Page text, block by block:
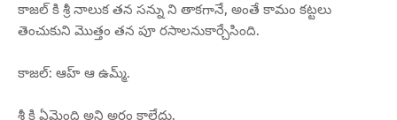
కాజల్ కి శ్రీ నాలుక తన సన్ను ని తాకగానే, అంతే కామం కట్టలు
తెంచుకుని మొత్తం తన పూ రసాలనుకార్చేసింది.
కాజల్: ఆహ్ ఆ ఉమ్మ్.
శ్రీ కి ఏమైంది అని అర్థం కాలేదు.